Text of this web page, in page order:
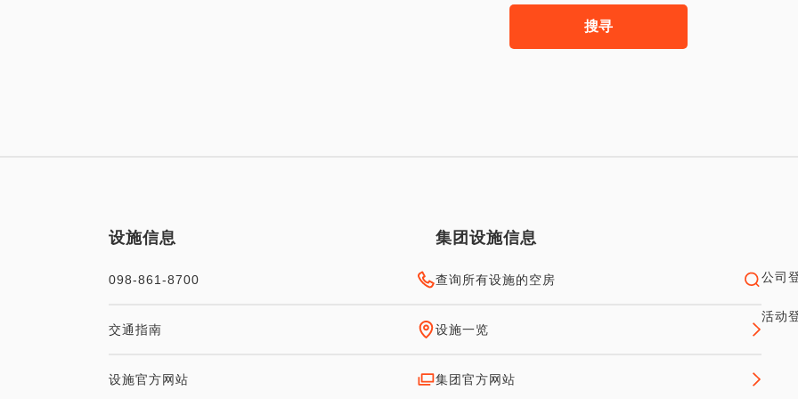
搜寻
设施信息
098-861-8700
交通指南
设施官方网站
集团设施信息
查询所有设施的空房
设施一览
集团官方网站
公司
活动